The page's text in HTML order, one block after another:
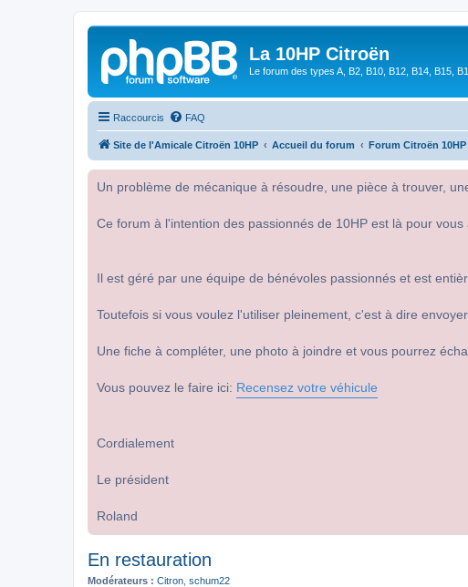
La 10HP Citroën
Le forum des types A, B2, B10, B12, B14, B15,
Raccourcis FAQ
Site de l'Amicale Citroën 10HP Accueil du forum Forum Citroën 10HP
Un problème de mécanique à résoudre, une pièce à trouver,
Ce forum à l'intention des passionnés de 10HP est là pour vous
Il est géré par une équipe de bénévoles passionnés et est
Toutefois si vous voulez l'utiliser pleinement, c'est à dire
Une fiche à compléter, une photo à joindre et vous pourrez
Vous pouvez le faire ici: Recensez votre véhicule
Cordialement
Le président
Roland
En restauration
Modérateurs : Citron schum22